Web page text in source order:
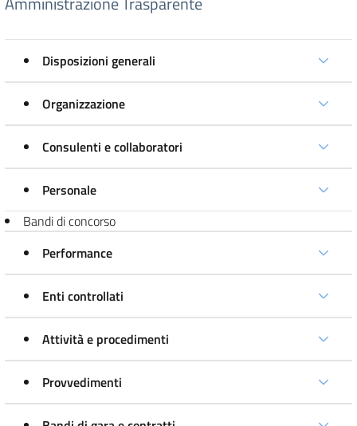
Disposizioni generali
Organizzazione
Consulenti e collaboratori
Personale
Bandi di concorso
Performance
Enti controllati
Attività e procedimenti
Provvedimenti